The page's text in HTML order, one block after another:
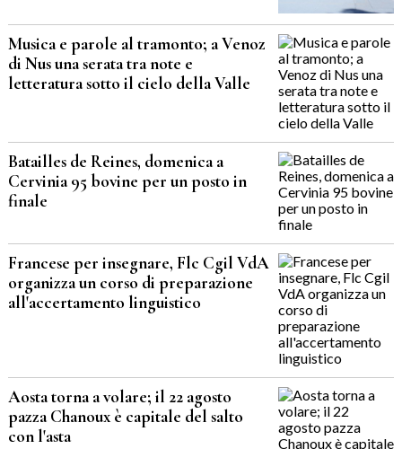
Musica e parole al tramonto; a Venoz
di Nus una serata tra note e
letteratura sotto il cielo della Valle
Batailles de Reines, domenica a
Cervinia 95 bovine per un posto in
finale
Francese per insegnare, Flc Cgil VdA
organizza un corso di preparazione
all'accertamento linguistico
Aosta torna a volare; il 22 agosto
pazza Chanoux è capitale del salto
con l'asta